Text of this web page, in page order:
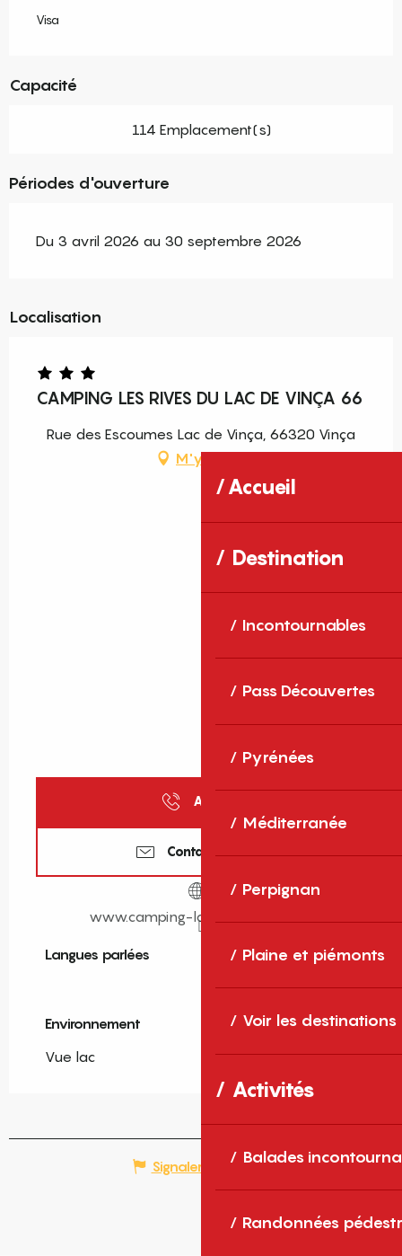
Accueil
Destination
Incontournables
Pass Découvertes
Pyrénées
Méditerranée
Perpignan
Plaine et piémonts
Voir les destinations
Activités
Balades
Randonnées
Visa
Capacité
114 Emplacement(s)
Périodes d'ouverture
Du 3 avril 2026 au 30 septembre 2026
Localisation
CAMPING LES RIVES DU LAC DE VINÇA 66
Rue des Escoumes Lac de Vinça, 66320 Vinça
M'y rendre
Appeler
Contactez-nous
www.camping-lac-de-vinca.com
Langues parlées
Langues parlées
Environnement
Environnement
Vue lac
Signaler une erreur